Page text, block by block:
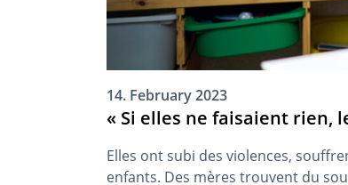
14. February 2023
« Si elles ne faisaient rien,
Elles ont subi des violences,
enfants. Des mères trouvent du